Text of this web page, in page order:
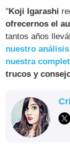
"Koji Igarashi
ofrecernos el
tantos años
nuestro análisis
nuestra
trucos y